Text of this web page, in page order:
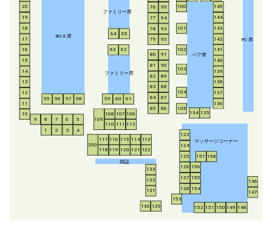
BO X 席
ファミリー席
ファミリー席
ペア席
PC 席
マッサージコーナー
雑誌
1 2 3 4
5
6
7
8
9
10
11
12
13
14
15
16
17
18
19
20
55 56 57 58 59 60 61
62
63
64 65
76
77
78
79
80
81
82
83
84
85 86
87
88
89
90
91
92
93
94
95
100
101
102
103
104
105
106
107
108
109
110 111 112
113
114
115
116
117
118 119 120 121 122
123
124
125
126
127
128
129
130
131
132
133
134 135
136
137
138
139
140
141
142
143
144
145
146
147
148
149
150
151
152
153
154
155
156
157 158
200